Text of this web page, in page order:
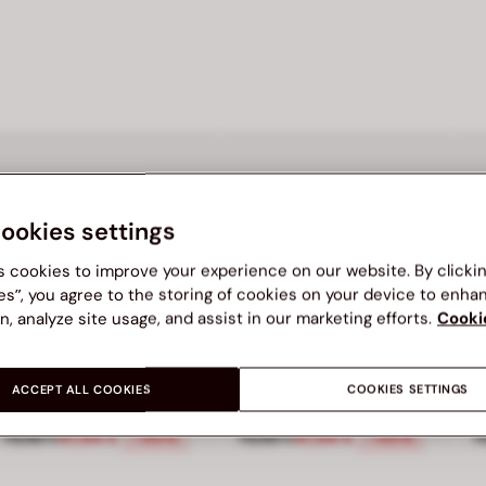
€, zľava 50 percent
BATA
Dámske kožené barefoot tenisky Baťa
Cena znížená z 79,90 € na 47,94 €, zľava 40 percent
79,90 €47,94 € -40%
Dámske kožené barefoot tenisky Baťa
Cena znížená z 79,90 € na
79,90 €47,94 € -40%
settings
cookies to improve your experience on our website. By
you agree to the storing of cookies on your device to
analyze site usage, and assist in our marketing efforts.
COOKIES SETTINGS
ACCEPT ALL COOKIES